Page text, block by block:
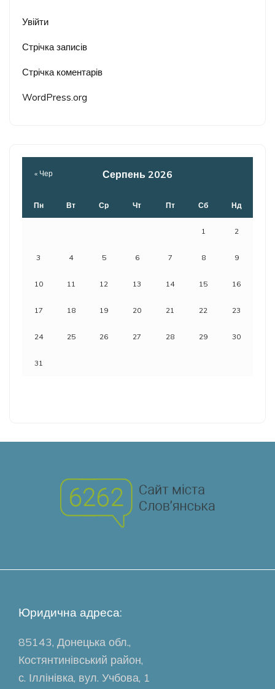
Увійти
Стрічка записів
Стрічка коментарів
WordPress.org
Серпень 2026
Пн Вт Ср Чт Пт Сб Нд
1 2
3 4 5 6 7 8 9
10 11 12 13 14 15 16
17 18 19 20 21 22 23
24 25 26 27 28 29 30
31
« Чер
Юридична адреса:
85143, Донецька обл.,
Костянтинівський район,
с. Іллінівка, вул. Учбова, 1